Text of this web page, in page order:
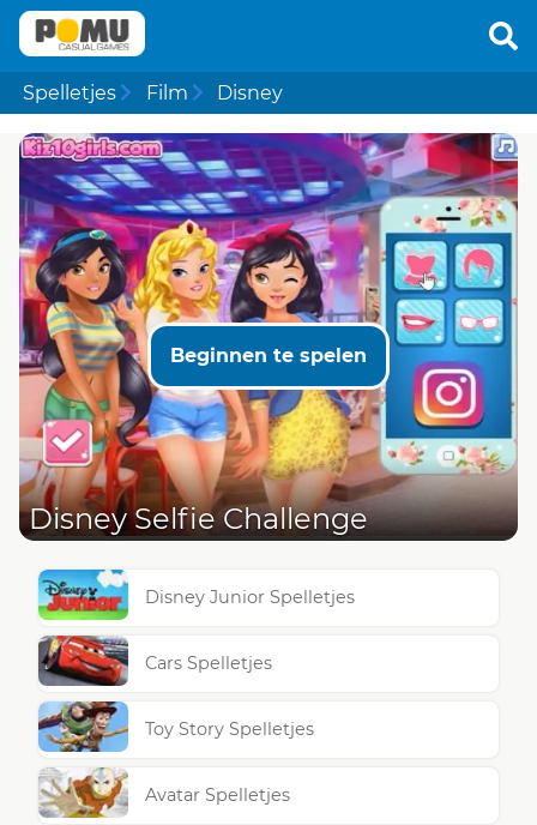
Spelletjes Film Disney
Beginnen te spelen
Disney Selfie Challenge
Disney Junior Spelletjes
Cars Spelletjes
Toy Story Spelletjes
Avatar Spelletjes